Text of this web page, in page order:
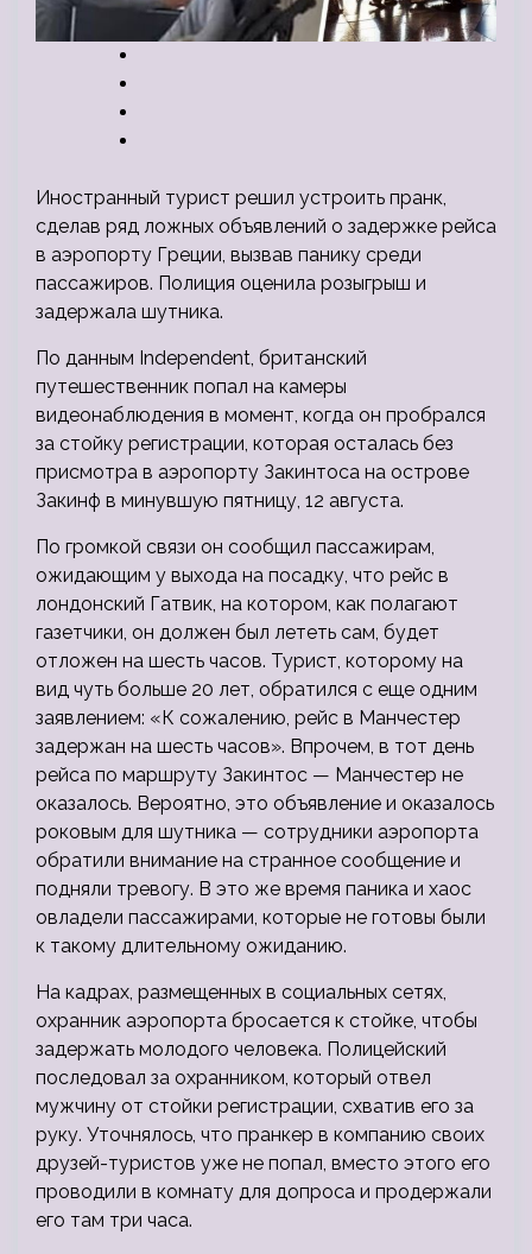
Иностранный турист решил устроить пранк,
сделав ряд ложных объявлений о задержке рейса
в аэропорту Греции, вызвав панику среди
пассажиров. Полиция оценила розыгрыш и
задержала шутника.
По данным Independent, британский
путешественник попал на камеры
видеонаблюдения в момент, когда он пробрался
за стойку регистрации, которая осталась без
присмотра в аэропорту Закинтоса на острове
Закинф в минувшую пятницу, 12 августа.
По громкой связи он сообщил пассажирам,
ожидающим у выхода на посадку, что рейс в
лондонский Гатвик, на котором, как полагают
газетчики, он должен был лететь сам, будет
отложен на шесть часов. Турист, которому на
вид чуть больше 20 лет, обратился с еще одним
заявлением: «К сожалению, рейс в Манчестер
задержан на шесть часов». Впрочем, в тот день
рейса по маршруту Закинтос — Манчестер не
оказалось. Вероятно, это объявление и оказалось
роковым для шутника — сотрудники аэропорта
обратили внимание на странное сообщение и
подняли тревогу. В это же время паника и хаос
овладели пассажирами, которые не готовы были
к такому длительному ожиданию.
На кадрах, размещенных в социальных сетях,
охранник аэропорта бросается к стойке, чтобы
задержать молодого человека. Полицейский
последовал за охранником, который отвел
мужчину от стойки регистрации, схватив его за
руку. Уточнялось, что пранкер в компанию своих
друзей-туристов уже не попал, вместо этого его
проводили в комнату для допроса и продержали
его там три часа.